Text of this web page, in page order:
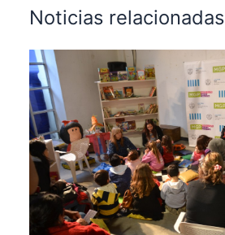
Noticias relacionadas